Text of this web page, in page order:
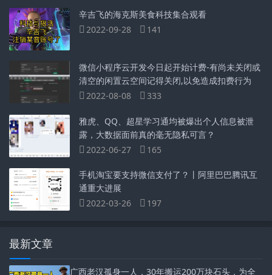
辛吉飞的海克斯美食科技集合观看
2022-09-28
141
微信小程序云开发今日起开始计费-有尚未关闭或
清空的闲置云空间记得关闭,以免造成扣费行为
2022-08-08
333
雅虎、QQ、超星学习通均被爆出个人信息被泄
露，大数据面前真的毫无隐私可言？
2022-06-27
165
手机淘宝要支持微信支付了？丨阿里巴巴腾讯互
通重大进展
2022-03-26
197
最新文章
广西老汉孤身一人，30年搬运200万块石头，为全